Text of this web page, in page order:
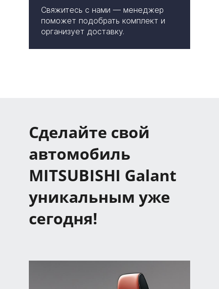
Свяжитесь с нами — менеджер
поможет подобрать комплект и
организует доставку.
Сделайте свой
автомобиль
MITSUBISHI Galant
уникальным уже
сегодня!